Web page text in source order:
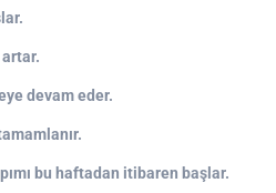
artar.
devam eder.
bu haftadan itibaren başlar.